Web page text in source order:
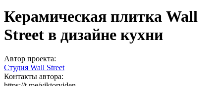
Керамическая плитка Wall
Street в дизайне кухни
Автор проекта:
Студия Wall Street
Контакты автора: